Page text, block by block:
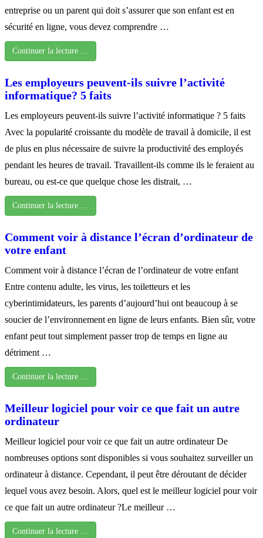
entreprise ou un parent qui doit s’assurer que son enfant est en
sécurité en ligne, vous devez comprendre …
Continuer la lecture …
Les employeurs peuvent-ils suivre l’activité
informatique? 5 faits
Les employeurs peuvent-ils suivre l’activité informatique ? 5 faits
Avec la popularité croissante du modèle de travail à domicile, il est
de plus en plus nécessaire de suivre la productivité des employés
pendant les heures de travail. Travaillent-ils comme ils le feraient au
bureau, ou est-ce que quelque chose les distrait, …
Continuer la lecture …
Comment voir à distance l’écran d’ordinateur de
votre enfant
Comment voir à distance l’écran de l’ordinateur de votre enfant
Entre contenu adulte, les virus, les toiletteurs et les
cyberintimidateurs, les parents d’aujourd’hui ont beaucoup à se
soucier de l’environnement en ligne de leurs enfants. Bien sûr, votre
enfant peut tout simplement passer trop de temps en ligne au
détriment …
Continuer la lecture …
Meilleur logiciel pour voir ce que fait un autre
ordinateur
Meilleur logiciel pour voir ce que fait un autre ordinateur De
nombreuses options sont disponibles si vous souhaitez surveiller un
ordinateur à distance. Cependant, il peut être déroutant de décider
lequel vous avez besoin. Alors, quel est le meilleur logiciel pour voir
ce que fait un autre ordinateur ?Le meilleur …
Continuer la lecture …